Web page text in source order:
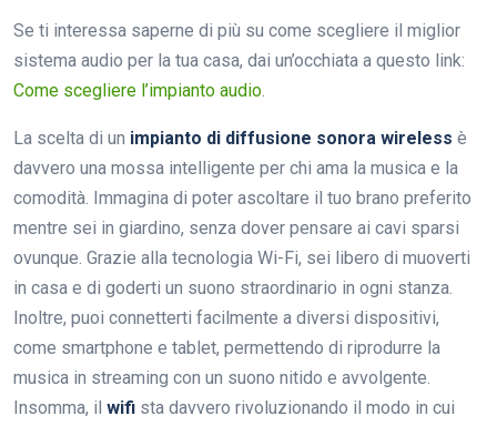
Se ti interessa saperne di più su come scegliere il miglior
sistema audio per la tua casa, dai un’occhiata a questo link:
Come scegliere l’impianto audio.
La scelta di un impianto di diffusione sonora wireless è
davvero una mossa intelligente per chi ama la musica e la
comodità. Immagina di poter ascoltare il tuo brano preferito
mentre sei in giardino, senza dover pensare ai cavi sparsi
ovunque. Grazie alla tecnologia Wi-Fi, sei libero di muoverti
in casa e di goderti un suono straordinario in ogni stanza.
Inoltre, puoi connetterti facilmente a diversi dispositivi,
come smartphone e tablet, permettendo di riprodurre la
musica in streaming con un suono nitido e avvolgente.
Insomma, il wifi sta davvero rivoluzionando il modo in cui